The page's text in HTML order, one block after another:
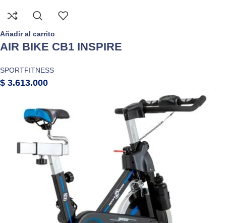
Añadir al carrito
AIR BIKE CB1 INSPIRE
SPORTFITNESS
$ 3.613.000